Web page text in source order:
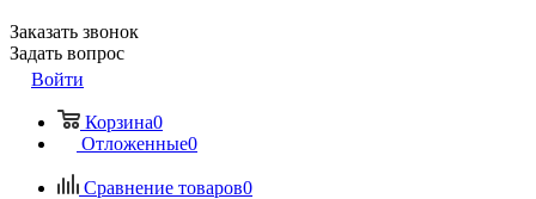
Заказать звонок
Задать вопрос
Войти
Корзина0
Отложенные0
Сравнение товаров0